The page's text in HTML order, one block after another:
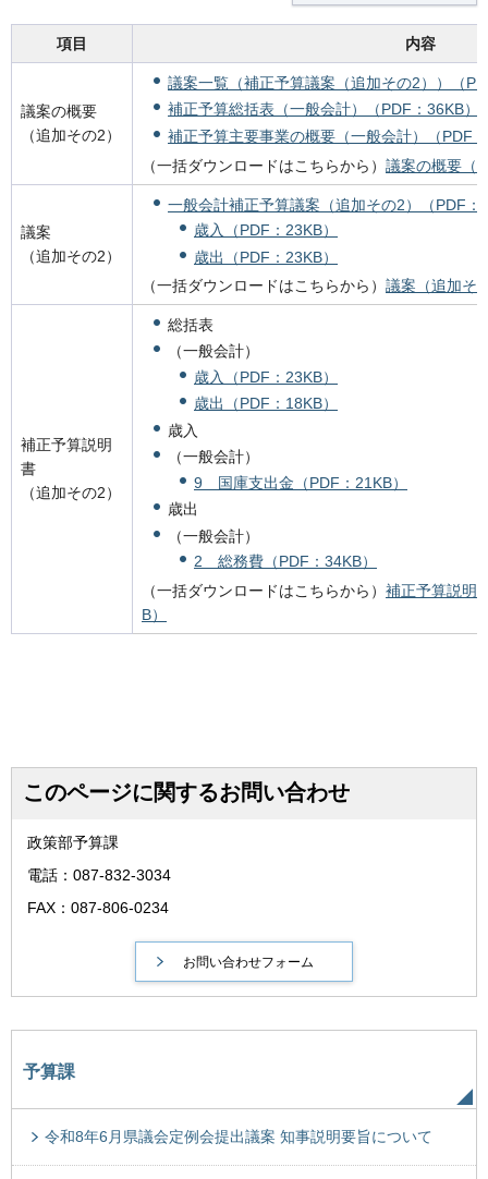
項目 内容
議案の概要
（追加その2）
議案一覧（補正予算議案（追加その2））（
補正予算総括表（一般会計）（PDF：36KB）
補正予算主要事業の概要（一般会計）（PDF
（一括ダウンロードはこちらから） 議案の概要（
議案
（追加その2）
一般会計補正予算議案（追加その2）（PDF：
歳入（PDF：23KB）
歳出（PDF：23KB）
（一括ダウンロードはこちらから） 議案（追加そ
補正予算説明
書
（追加その2）
総括表
（一般会計）
歳入（PDF：23KB）
歳出（PDF：18KB）
歳入
（一般会計）
9 国庫支出金（PDF：21KB）
歳出
（一般会計）
2 総務費（PDF：34KB）
（一括ダウンロードはこちらから） 補正予算説明
B）
このページに関するお問い合わせ
政策部予算課
電話：087-832-3034
FAX：087-806-0234
予算課
令和8年6月県議会定例会提出議案 知事説明要旨について